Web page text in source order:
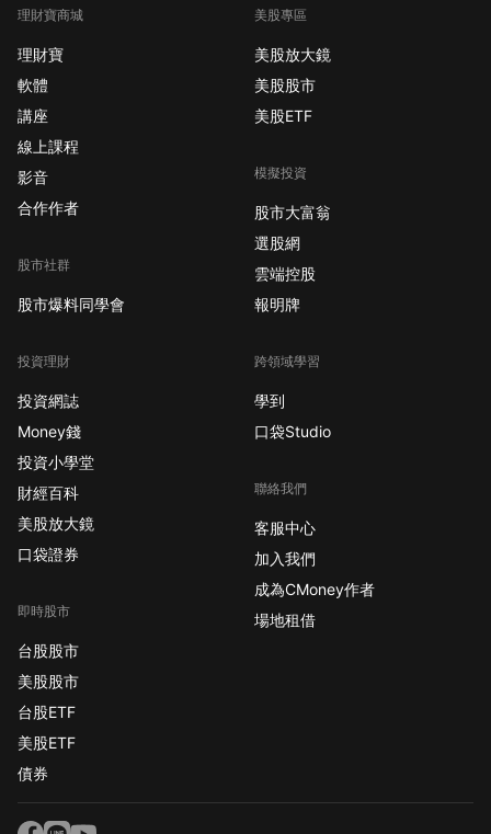
理財寶商城
理財寶
軟體
講座
線上課程
影音
合作作者
股市社群
股市爆料同學會
投資理財
投資網誌
Money錢
投資小學堂
財經百科
美股放大鏡
口袋證券
即時股市
台股股市
美股股市
台股ETF
美股ETF
債券
美股專區
美股放大鏡
美股股市
美股ETF
模擬投資
股市大富翁
選股網
雲端控股
報明牌
跨領域學習
學到
口袋Studio
聯絡我們
客服中心
加入我們
成為CMoney作者
場地租借